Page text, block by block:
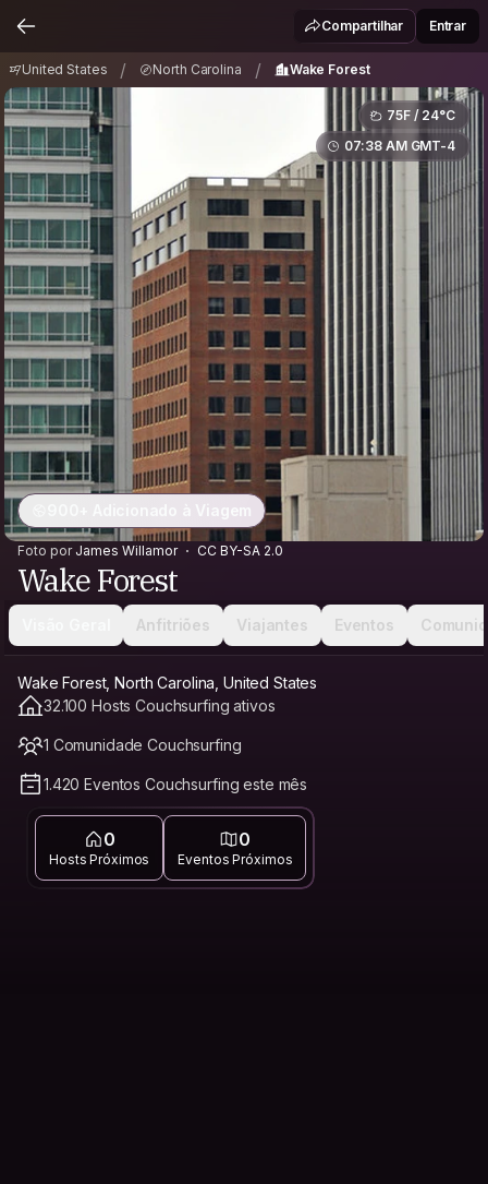
North Carolina / Wake Forest
Compartilhar Entrar
United States / North Carolina / Wake Forest
75F / 24°C
07:38 AM GMT-4
900+ Adicionado à Viagem
Foto por James Willamor CC BY-SA 2.0
Wake Forest
Anfitriões Viajantes Eventos
Wake Forest, North Carolina, United States
32.100 Hosts Couchsurfing ativos
1 Comunidade Couchsurfing
1.420 Eventos Couchsurfing este mês
0
Hosts Próximos
0
Eventos Próximos